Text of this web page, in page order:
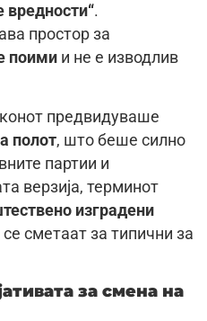
вредности“.
простор за
поими и не е изводлив
предвидуваше
полот, што беше силно
партии и
верзија, терминот
изградени
сметаат за типични за
за смена на